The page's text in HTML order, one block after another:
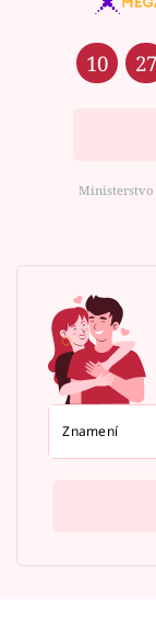
10 27
Ministerstvo